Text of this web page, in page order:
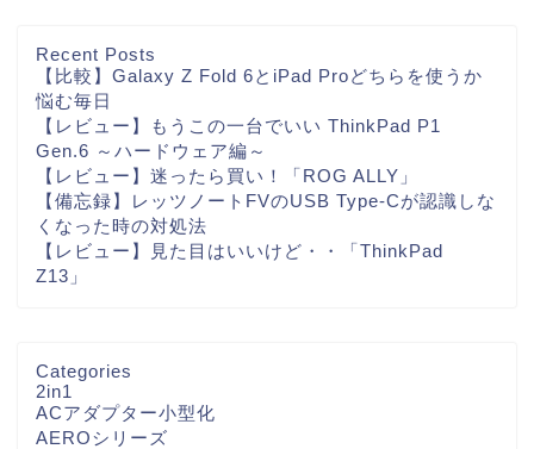
Recent Posts
【比較】Galaxy Z Fold 6とiPad Proどちらを使うか
悩む毎日
【レビュー】もうこの一台でいい ThinkPad P1
Gen.6 ～ハードウェア編～
【レビュー】迷ったら買い！「ROG ALLY」
【備忘録】レッツノートFVのUSB Type-Cが認識しな
くなった時の対処法
【レビュー】見た目はいいけど・・「ThinkPad
Z13」
Categories
2in1
ACアダプター小型化
AEROシリーズ